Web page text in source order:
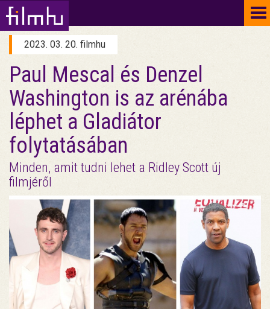
2023. 03. 20. filmhu
Paul Mescal és Denzel
Washington is az arénába
léphet a Gladiátor
folytatásában
Minden, amit tudni lehet a Ridley Scott új
filmjéről